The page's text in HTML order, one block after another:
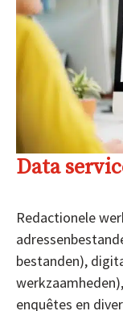
Data
Redactionele
bestanden),
enquêtes en